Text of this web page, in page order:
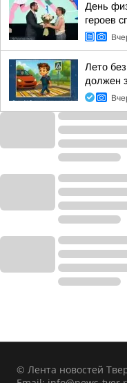
День
героев
Лето
должен
© Лента новостей